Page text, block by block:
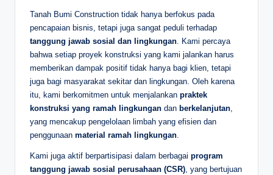
Tanah Bumi Construction tidak hanya berfokus pada
pencapaian bisnis, tetapi juga sangat peduli terhadap
tanggung jawab sosial dan lingkungan. Kami percaya
bahwa setiap proyek konstruksi yang kami jalankan harus
memberikan dampak positif tidak hanya bagi klien, tetapi
juga bagi masyarakat sekitar dan lingkungan. Oleh karena
itu, kami berkomitmen untuk menjalankan praktek
konstruksi yang ramah lingkungan dan berkelanjutan,
yang mencakup pengelolaan limbah yang efisien dan
penggunaan material ramah lingkungan.
Kami juga aktif berpartisipasi dalam berbagai program
tanggung jawab sosial perusahaan (CSR), yang bertujuan